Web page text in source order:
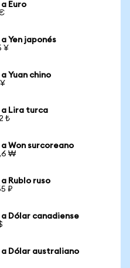
Euro
Yen japonés
¥
Yuan chino
a Lira turca
₺
Won surcoreano
₩
Rublo ruso
₽
Dólar canadiense
a Dólar australiano